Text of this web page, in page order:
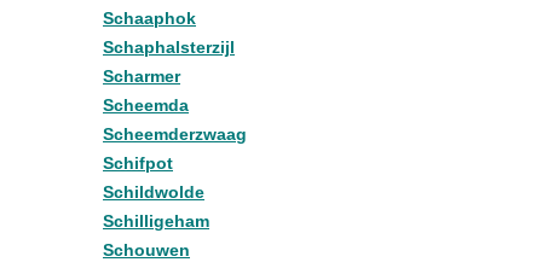
Schaaphok
Schaphalsterzijl
Scharmer
Scheemda
Scheemderzwaag
Schifpot
Schildwolde
Schilligeham
Schouwen